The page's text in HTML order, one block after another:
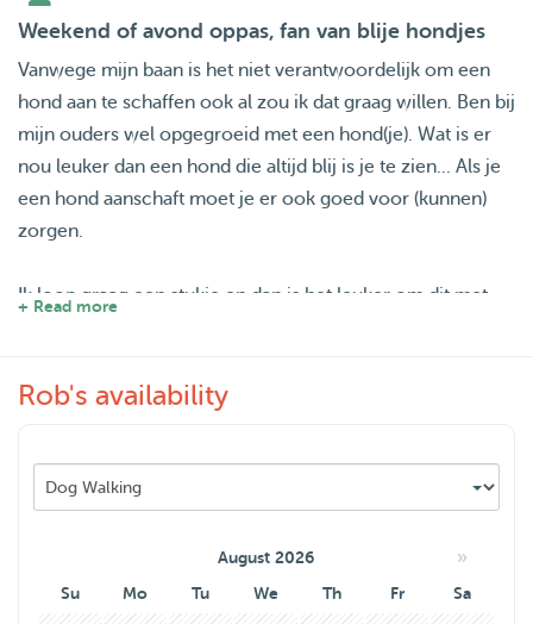
Weekend of avond oppas, fan van blije hondjes
Vanwege mijn baan is het niet verantwoordelijk om een
hond aan te schaffen ook al zou ik dat graag willen. Ben bij
mijn ouders wel opgegroeid met een hond(je). Wat is er
nou leuker dan een hond die altijd blij is je te zien... Als je
een hond aanschaft moet je er ook goed voor (kunnen)
zorgen.
Ik loop graag een stukje en dan is het leuker om dit met
beestje bijna 15 jaar en gaat het lopen niet meer zo goed.
+ Read more
Rob's availability
August 2026 »
Su Mo Tu We Th Fr Sa